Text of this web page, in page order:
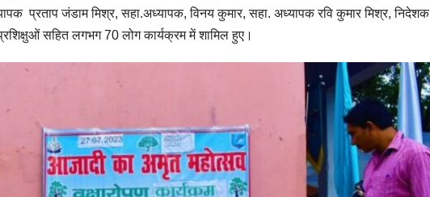
प्रताप जंडाम मिश्र, सहा.अध्यापक, विनय कुमार, सहा. अध्यापक रवि कुमार मिश्र, निदेशक
सहित लगभग 70 लोग कार्यक्रम में शामिल हुए।